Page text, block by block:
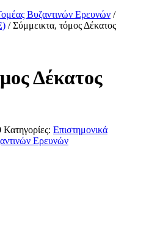
Βυζαντινών Ερευνών /
/ Σύμμεικτα, τόμος Δέκατος
Δέκατος
Κατηγορίες: Επιστημονικά
Ερευνών